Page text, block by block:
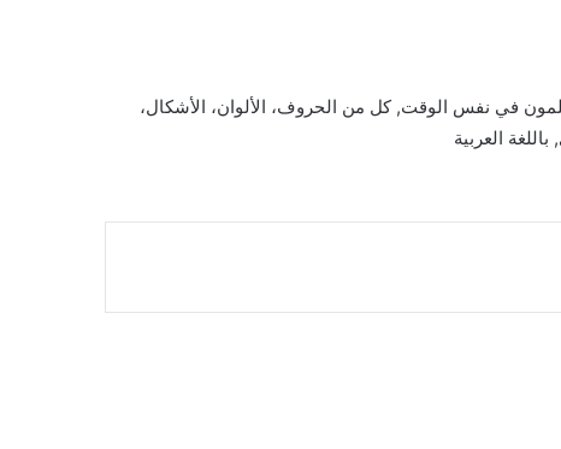
في نفس الوقت, كل من الحروف، الألوان، الأشكال،
العربية